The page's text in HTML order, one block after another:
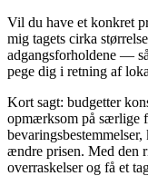
Vil du have et konkret
mig tagets cirka
adgangsforholdene —
pege dig i retning af
Kort sagt: budgetter
opmærksom på
ændre prisen. Med den
overraskelser og få et